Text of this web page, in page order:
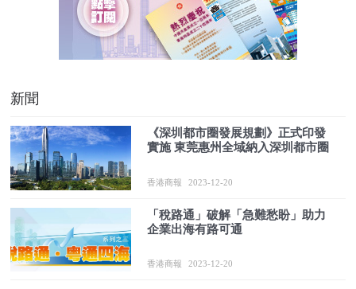
新聞
《深圳都市圈發展規劃》正式印發
實施 東莞惠州全域納入深圳都市圈
香港商報 2023-12-20
「稅路通」破解「急難愁盼」助力
企業出海有路可通
香港商報 2023-12-20